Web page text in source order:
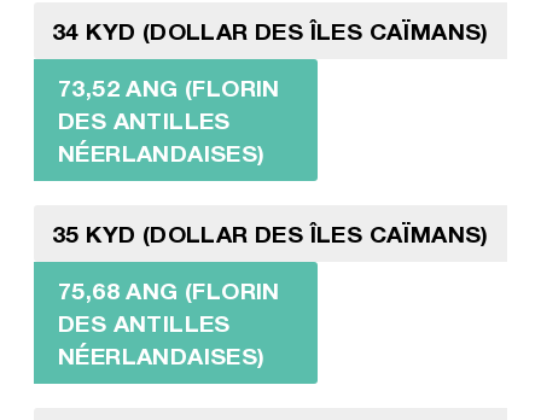
34 KYD (DOLLAR DES ÎLES CAÏMANS)
73,52 ANG (FLORIN
DES ANTILLES
NÉERLANDAISES)
35 KYD (DOLLAR DES ÎLES CAÏMANS)
75,68 ANG (FLORIN
DES ANTILLES
NÉERLANDAISES)